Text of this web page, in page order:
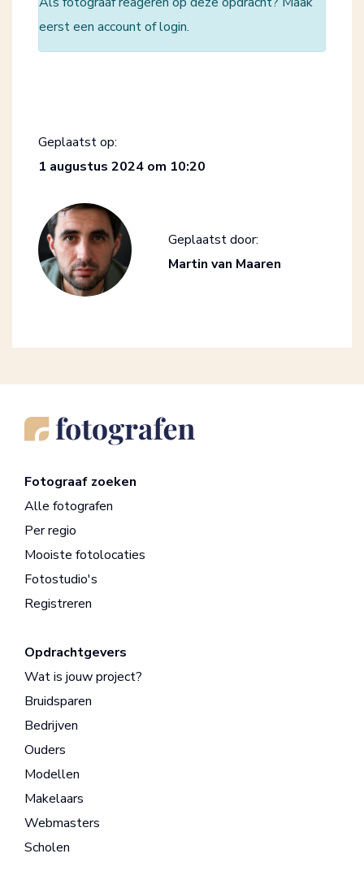
eerst een accountoflogin.
Geplaatst op:
1 augustus 2024 om 10:20
Geplaatst door:
Martin van Maaren
Fotograaf zoeken
Alle fotografen
Per regio
Mooiste fotolocaties
Fotostudio's
Registreren
Opdrachtgevers
Wat is jouw project?
Bruidsparen
Bedrijven
Ouders
Modellen
Makelaars
Webmasters
Scholen